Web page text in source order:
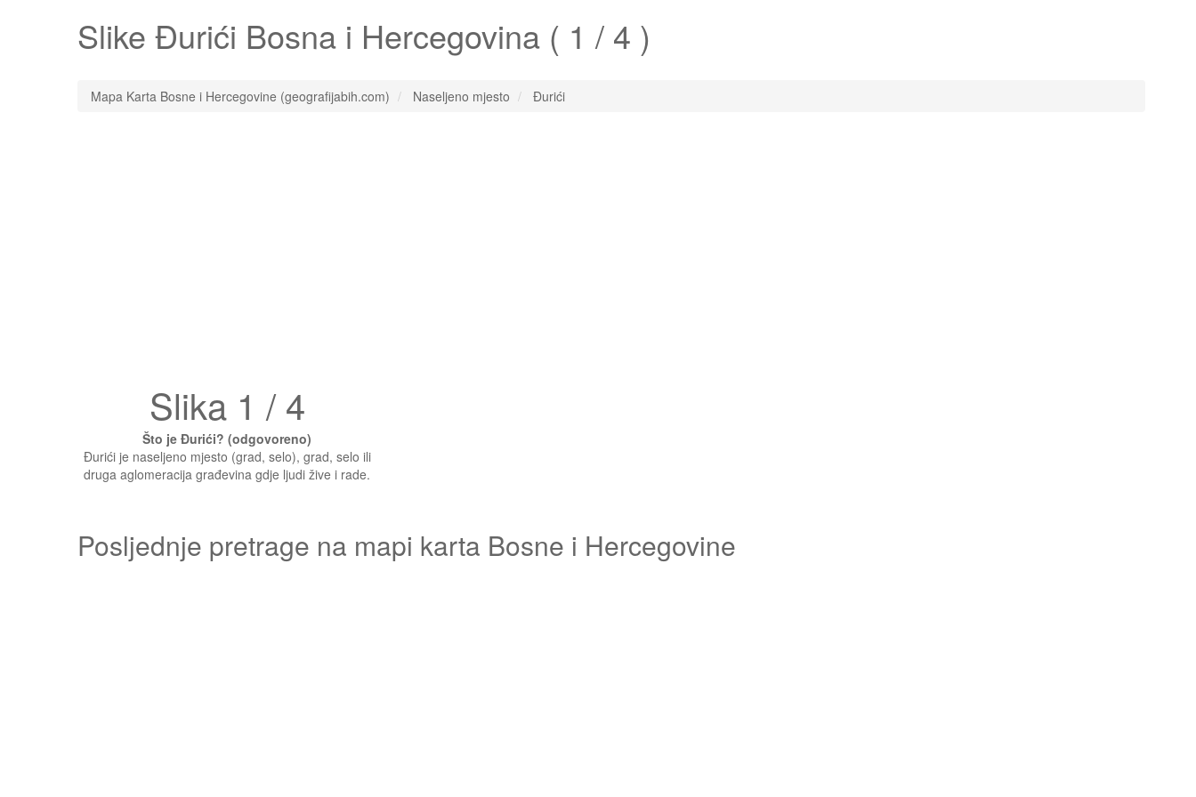
Slike Đurići Bosna i Hercegovina ( 1 / 4 )
Mapa Karta Bosne i Hercegovine (geografijabih.com) Naseljeno mjesto Đurići
Slika 1 / 4
Što je Đurići? (odgovoreno)
Đurići je naseljeno mjesto (grad, selo), grad, selo ili
druga aglomeracija građevina gdje ljudi žive i rade.
Posljednje pretrage na mapi karta Bosne i Hercegovine